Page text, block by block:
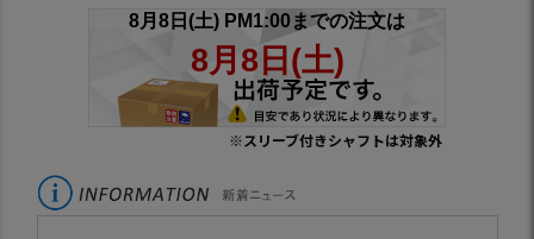
※スリーブ付きシャフトは対象外